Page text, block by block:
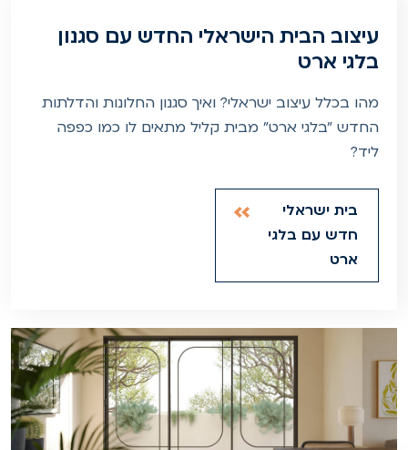
עיצוב הבית הישראלי החדש עם סגנון
בלגי ארט
מהו בכלל עיצוב ישראלי? ואיך סגנון החלונות והדלתות
החדש "בלגי ארט" מבית קליל מתאים לו כמו כפפה
ליד?
בית ישראלי
חדש עם בלגי
ארט